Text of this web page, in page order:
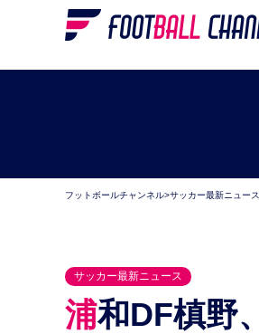
フットボールチャンネル>サッカー最新ニュース
サッカー最新ニュース
浦和DF槙野、G大阪との首位決戦は「皆さんが思っ